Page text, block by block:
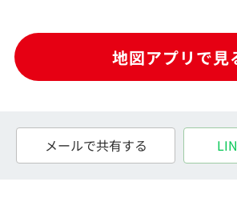
地図アプリで見
メールで共有する